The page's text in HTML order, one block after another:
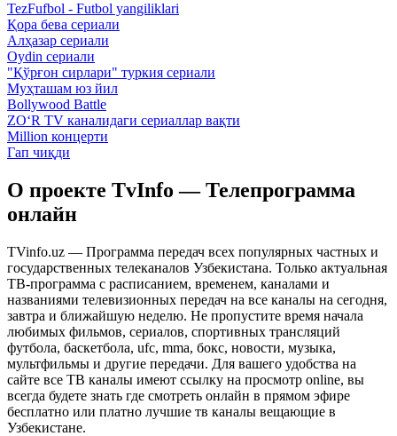
TezFufbol - Futbol yangiliklari
Қора бева сериали
Алҳазар сериали
Oydin сериали
"Қўрғон сирлари" туркия сериали
Муҳташам юз йил
Bollywood Battle
ZO‘R TV каналидаги сериаллар вақти
Million концерти
Гап чиқди
О проекте TvInfo — Телепрограмма
онлайн
TVinfo.uz — Программа передач всех популярных частных и
государственных телеканалов Узбекистана. Только актуальная
ТВ-программа с расписанием, временем, каналами и
названиями телевизионных передач на все каналы на сегодня,
завтра и ближайшую неделю. Не пропустите время начала
любимых фильмов, сериалов, спортивных трансляций
футбола, баскетбола, ufc, mma, бокс, новости, музыка,
мультфильмы и другие передачи. Для вашего удобства на
сайте все ТВ каналы имеют ссылку на просмотр online, вы
всегда будете знать где смотреть онлайн в прямом эфире
бесплатно или платно лучшие тв каналы вещающие в
Узбекистане.